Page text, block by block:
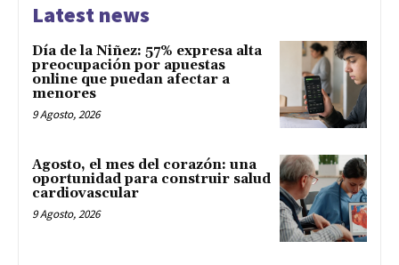
Latest news
Día de la Niñez: 57% expresa alta
preocupación por apuestas
online que puedan afectar a
menores
9 Agosto, 2026
Agosto, el mes del corazón: una
oportunidad para construir salud
cardiovascular
9 Agosto, 2026